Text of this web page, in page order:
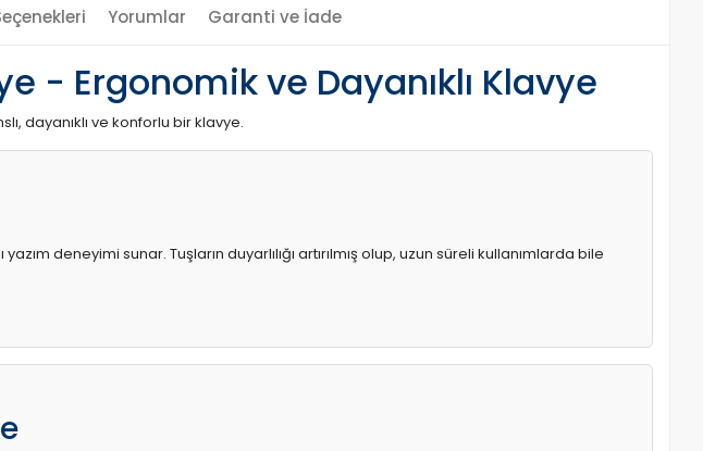
Yorumlar Garanti ve İade
- Ergonomik ve Dayanıklı Klavye
dayanıklı ve konforlu bir klavye.
deneyimi sunar. Tuşların duyarlılığı artırılmış olup, uzun süreli kullanımlarda bile